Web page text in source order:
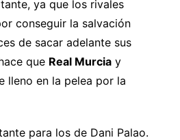
ya que los rivales
conseguir la salvación
de sacar adelante sus
que Real Murciay
lleno en la pelea por la
para los de Dani Palao.